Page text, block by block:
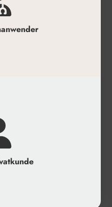
Technik für
medizinische
Gesicht, Körper